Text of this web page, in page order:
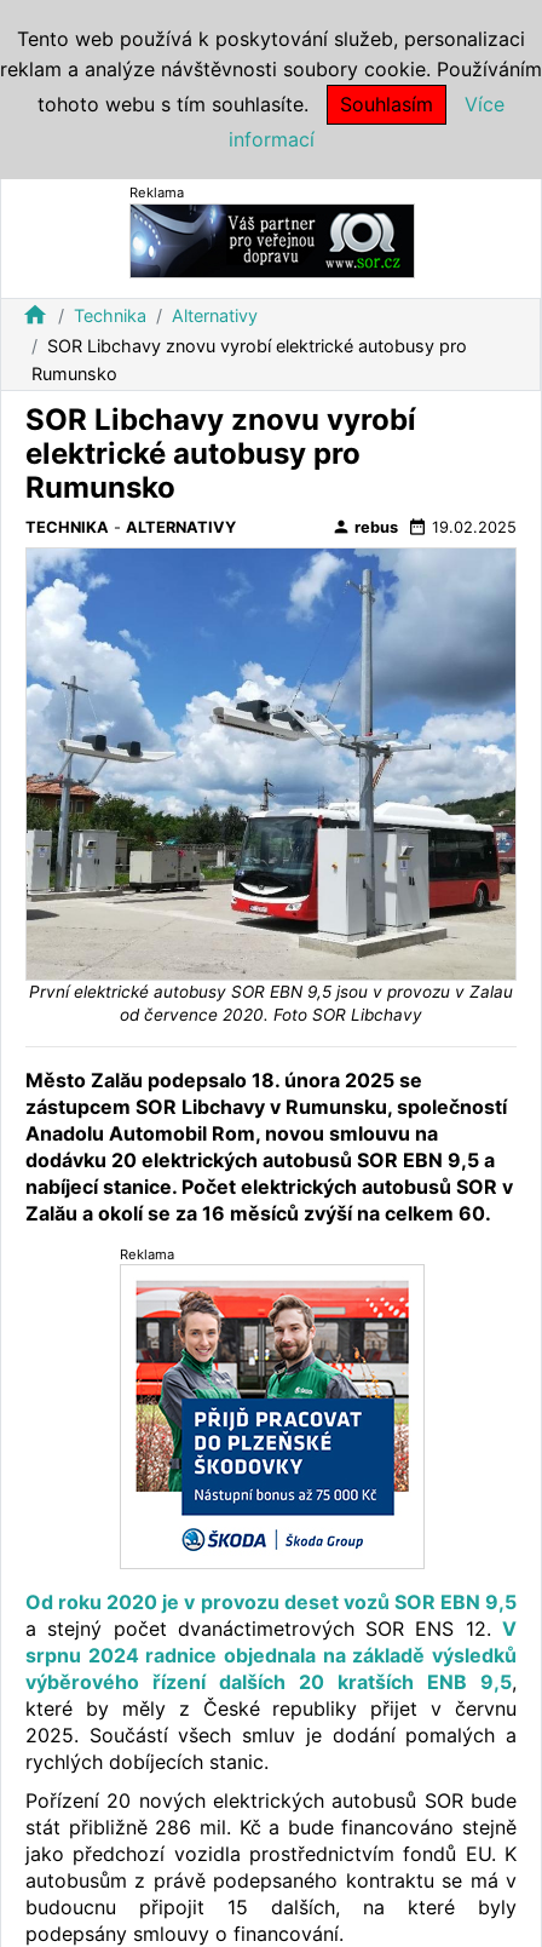
Reklama
home Technika
Alternativy
SOR Libchavy znovu vyrobí elektrické autobusy pro
Rumunsko
SOR Libchavy znovu vyrobí
elektrické autobusy pro
Rumunsko
TECHNIKA - ALTERNATIVY person rebus date_range 19.02.2025
První elektrické autobusy SOR EBN 9,5 jsou v provozu v Zalau
od července 2020. Foto SOR Libchavy
Město Zalău podepsalo 18. února 2025 se
zástupcem SOR Libchavy v Rumunsku, společností
Anadolu Automobil Rom, novou smlouvu na
dodávku 20 elektrických autobusů SOR EBN 9,5 a
nabíjecí stanice. Počet elektrických autobusů SOR v
Zalău a okolí se za 16 měsíců zvýší na celkem 60.
Reklama
Od roku 2020 je v provozu deset vozů SOR EBN 9,5
a stejný počet dvanáctimetrových SOR ENS 12. V
srpnu 2024 radnice objednala na základě výsledků
výběrového řízení dalších 20 kratších ENB 9,5,
které by měly z České republiky přijet v červnu
2025. Součástí všech smluv je dodání pomalých a
rychlých dobíjecích stanic.
Pořízení 20 nových elektrických autobusů SOR bude
stát přibližně 286 mil. Kč a bude financováno stejně
jako předchozí vozidla prostřednictvím fondů EU. K
autobusům z právě podepsaného kontraktu se má v
budoucnu připojit 15 dalších, na které byly
podepsány smlouvy o financování.
Tento web používá k poskytování služeb, personalizaci
reklam a analýze návštěvnosti soubory cookie. Používáním
tohoto webu s tím souhlasíte.
Souhlasím
Více
informací